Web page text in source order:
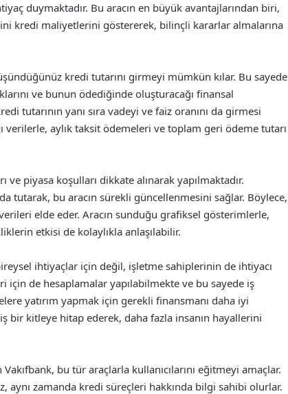
duymaktadır. Bu aracın en büyük avantajlarından biri,
kredi maliyetlerini göstererek, bilinçli kararlar almalarına
kredi tutarını girmeyi mümkün kılar. Bu sayede
ve bunun ödediğinde oluşturacağı finansal
tutarının yanı sıra vadeyi ve faiz oranını da girmesi
verilerle, aylık taksit ödemeleri ve toplam geri ödeme tutarı
piyasa koşulları dikkate alınarak yapılmaktadır.
tutarak, bu aracın sürekli güncellenmesini sağlar. Böylece,
elde eder. Aracın sunduğu grafiksel gösterimlerle,
etkisi de kolaylıkla anlaşılabilir.
ihtiyaçlar için değil, işletme sahiplerinin de ihtiyacı
de hesaplamalar yapılabilmekte ve bu sayede iş
yatırım yapmak için gerekli finansmanı daha iyi
bir kitleye hitap ederek, daha fazla insanın hayallerini
bu tür araçlarla kullanıcılarını eğitmeyi amaçlar.
aynı zamanda kredi süreçleri hakkında bilgi sahibi olurlar.